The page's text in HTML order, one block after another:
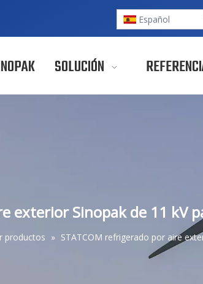
Español
SOLUCIÓN
exterior Sinopak de 11 kV
productos » STATCOM refrigerado por aire